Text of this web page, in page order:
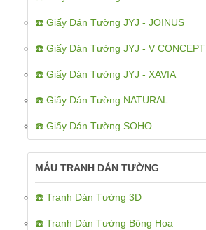
☎️ Giấy Dán Tường JYJ - JOINUS
☎️ Giấy Dán Tường JYJ - V CONCEPT
☎️ Giấy Dán Tường JYJ - XAVIA
☎️ Giấy Dán Tường NATURAL
☎️ Giấy Dán Tường SOHO
MẪU TRANH DÁN TƯỜNG
☎️ Tranh Dán Tường 3D
☎️ Tranh Dán Tường Bông Hoa